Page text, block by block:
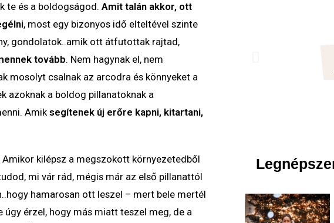
te és a boldogságod. Amit talán akkor, ott
, most egy bizonyos idő elteltével szinte
gondolatok..amik ott átfutottak rajtad,
tovább. Nem hagynak el, nem
mosolyt csalnak az arcodra és könnyeket a
azoknak a boldog pillanatoknak a
Amiksegítenek új erőre kapni, kitartani,
kilépsz a megszokott környezetedből
mi vár rád, mégis már az első pillanattól
hamarosan ott leszel – mert bele mertél
úgy érzel, hogy más miatt teszel meg, de a